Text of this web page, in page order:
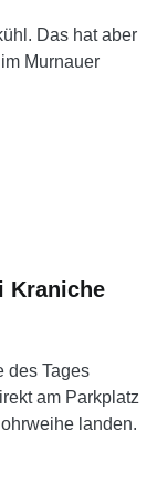
Das hat aber
Murnauer
Kraniche
des Tages
am Parkplatz
landen.